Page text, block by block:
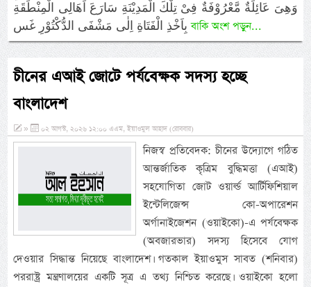
وَهِىَ عَائِلَةٌ مَّعْرُوْفَةٌ فِىْ تِلْكَ الْمَدِيْنَةِ سَارَعَ اَهَالِى الْمِنْطَقَةِ
بِاَخْذِ الْفَتَاةِ اِلٰى مَشْفَى الدُّكْتُوْرِ غَسবাকি অংশ পড়ুন...
চীনের এআই জোটে পর্যবেক্ষক সদস্য হচ্ছে
বাংলাদেশ
» ০২ আগস্ট, ২০২৬ ১২:০০ এএম, ইয়াওমুল আহাদ (রোববার)
নিজস্ব প্রতিবেদক: চীনের উদ্যোগে গঠিত
আন্তর্জাতিক কৃত্রিম বুদ্ধিমত্তা (এআই)
সহযোগিতা জোট ওয়ার্ল্ড আর্টিফিশিয়াল
ইন্টেলিজেন্স কো-অপারেশন
অর্গানাইজেশন (ওয়াইকো)-এ পর্যবেক্ষক
(অবজারভার) সদস্য হিসেবে যোগ
দেওয়ার সিদ্ধান্ত নিয়েছে বাংলাদেশ। গতকাল ইয়াওমুস সাবত (শনিবার)
পররাষ্ট্র মন্ত্রণালয়ের একটি সূত্র এ তথ্য নিশ্চিত করেছে। ওয়াইকো হলো